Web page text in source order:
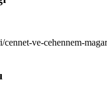
ve-cehennem-